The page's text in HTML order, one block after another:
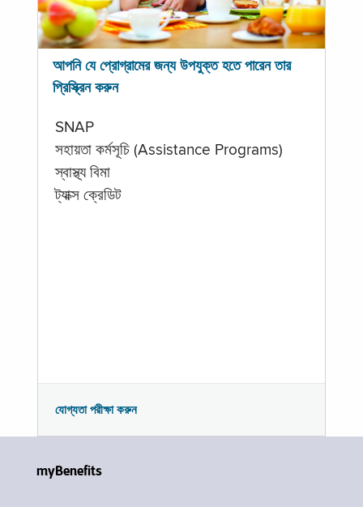
আপনি যে প্রোগ্রামের জন্য উপযুক্ত হতে পারেন তার
প্রিস্ক্রিন করুন
SNAP
সহায়তা কর্মসূচি (Assistance Programs)
স্বাস্থ্য বিমা
ট্যাক্স ক্রেডিট
যোগ্যতা পরীক্ষা করুন
myBenefits